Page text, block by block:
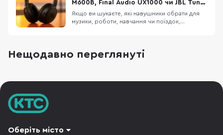
шумозаглушення, LDAC,
M600B, Final Audio UX1000 чи JBL Tune
770NC
Якщо ви шукаєте, які навушники обрати для
музики, роботи, навчання чи поїздок,
з наголів’ям, орієнтовані на щоденне
використання, музику, дзвінки, транспорт і
Нещодавно переглянуті
Оберіть місто